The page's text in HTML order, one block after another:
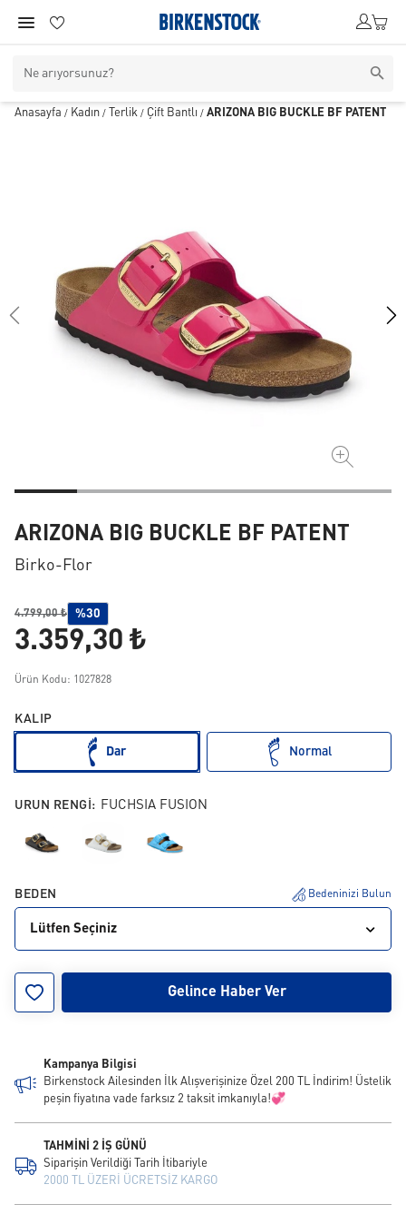
Anasayfa / Kadın / Terlik / Çift Bantlı / ARIZONA BIG BUCKLE BF PATENT
ARIZONA BIG BUCKLE BF PATENT
Birko-Flor
4.799,00 ₺ %30
3.359,30 ₺
Ürün Kodu: 1027828
KALIP
Dar Normal
URUN RENGI: FUCHSIA FUSION
BEDEN Bedeninizi Bulun
Lütfen Seçiniz
Gelince Haber Ver
Kampanya Bilgisi
Birkenstock Ailesinden İlk Alışverişinize Özel 200 TL İndirim! Üstelik
peşin fiyatına vade farksız 2 taksit imkanıyla!💞
TAHMİNİ 2 İŞ GÜNÜ
Siparişin Verildiği Tarih İtibariyle
2000 TL ÜZERİ ÜCRETSİZ KARGO